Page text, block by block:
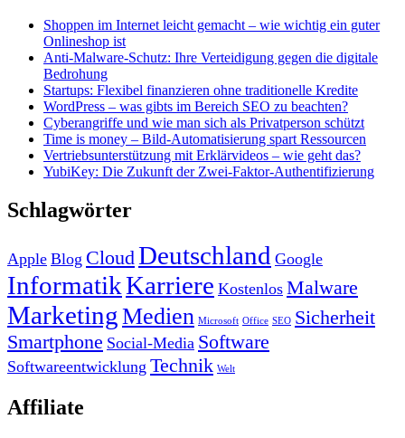
Shoppen im Internet leicht gemacht – wie wichtig ein guter
Onlineshop ist
Anti-Malware-Schutz: Ihre Verteidigung gegen die digitale
Bedrohung
Startups: Flexibel finanzieren ohne traditionelle Kredite
WordPress – was gibts im Bereich SEO zu beachten?
Cyberangriffe und wie man sich als Privatperson schützt
Time is money – Bild-Automatisierung spart Ressourcen
Vertriebsunterstützung mit Erklärvideos – wie geht das?
YubiKey: Die Zukunft der Zwei-Faktor-Authentifizierung
Schlagwörter
Apple Blog CloudDeutschland Google
InformatikKarriere Kostenlos Malware
MarketingMedien Microsoft Office SEO Sicherheit
Smartphone Social-Media Software
Softwareentwicklung Technik Welt
Affiliate